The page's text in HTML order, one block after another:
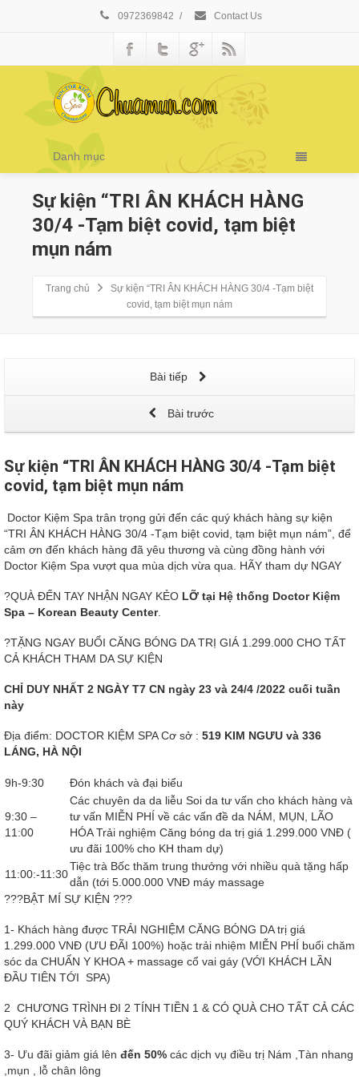
0972369842 / Contact Us
Danh mục
Sự kiện “TRI ÂN KHÁCH HÀNG
30/4 -Tạm biệt covid, tạm biệt
mụn nám
Trang chủ
Sự kiện “TRI ÂN KHÁCH HÀNG 30/4 -Tạm biệt
covid, tạm biệt mụn nám
Bài tiếp
Bài trước
Sự kiện “TRI ÂN KHÁCH HÀNG 30/4 -Tạm biệt
covid, tạm biệt mụn nám
Doctor Kiệm Spa trân trọng gửi đến các quý khách hàng sự kiện
“TRI ÂN KHÁCH HÀNG 30/4 -Tạm biệt covid, tạm biệt mụn nám”, để
cảm ơn đến khách hàng đã yêu thương và cùng đồng hành với
Doctor Kiệm Spa vượt qua mùa dịch vừa qua. HÃY tham dự NGAY
?QUÀ ĐẾN TAY NHẬN NGAY KẺO LỠ tại Hệ thống Doctor Kiệm
Spa – Korean Beauty Center.
?TẶNG NGAY BUỔI CĂNG BÓNG DA TRỊ GIÁ 1.299.000 CHO TẤT
CẢ KHÁCH THAM DA SỰ KIỆN
CHỈ DUY NHẤT 2 NGÀY T7 CN ngày 23 và 24/4 /2022 cuối tuần
này
Địa điểm: DOCTOR KIỆM SPA Cơ sở : 519 KIM NGƯU và 336
LÁNG, HÀ NỘI
9h-9:30 Đón khách và đại biểu
9:30 –
11:00
Các chuyên da da liễu Soi da tư vấn cho khách hàng và
tư vấn MIỄN PHÍ về các vấn đề da NÁM, MỤN, LÃO
HÓA Trải nghiệm Căng bóng da trị giá 1.299.000 VNĐ (
ưu đãi 100% cho KH tham dự)
11:00:-11:30
Tiệc trà Bốc thăm trung thưởng với nhiều quà tặng hấp
dẫn (tới 5.000.000 VNĐ máy massage
???BẬT MÍ SỰ KIỆN ???
1- Khách hàng được TRẢI NGHIỆM CĂNG BÓNG DA trị giá
1.299.000 VNĐ (ƯU ĐÃI 100%) hoặc trải nhiệm MIỄN PHÍ buổi chăm
sóc da CHUẨN Y KHOA + massage cổ vai gáy (VỚI KHÁCH LẦN
ĐẦU TIÊN TỚI SPA)
2 CHƯƠNG TRÌNH ĐI 2 TÍNH TIỀN 1 & CÓ QUÀ CHO TẤT CẢ CÁC
QUÝ KHÁCH VÀ BẠN BÈ
3- Ưu đãi giảm giá lên đến 50% các dịch vụ điều trị Nám ,Tàn nhang
,mụn , lỗ chân lông